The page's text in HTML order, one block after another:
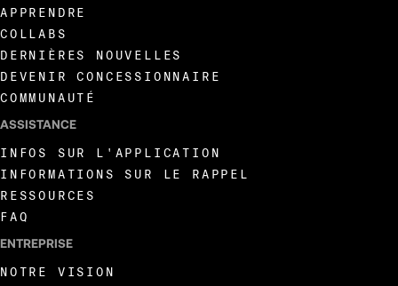
APPRENDRE
COLLABS
DERNIÈRES NOUVELLES
DEVENIR CONCESSIONNAIRE
COMMUNAUTÉ
ASSISTANCE
INFOS SUR L'APPLICATION
INFORMATIONS SUR LE RAPPEL
RESSOURCES
FAQ
ENTREPRISE
NOTRE VISION